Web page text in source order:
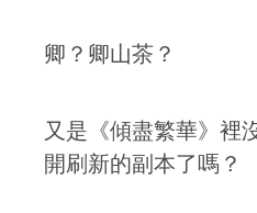
卿？卿山茶？
又是《傾盡繁華》裡
開刷新的副本了嗎？